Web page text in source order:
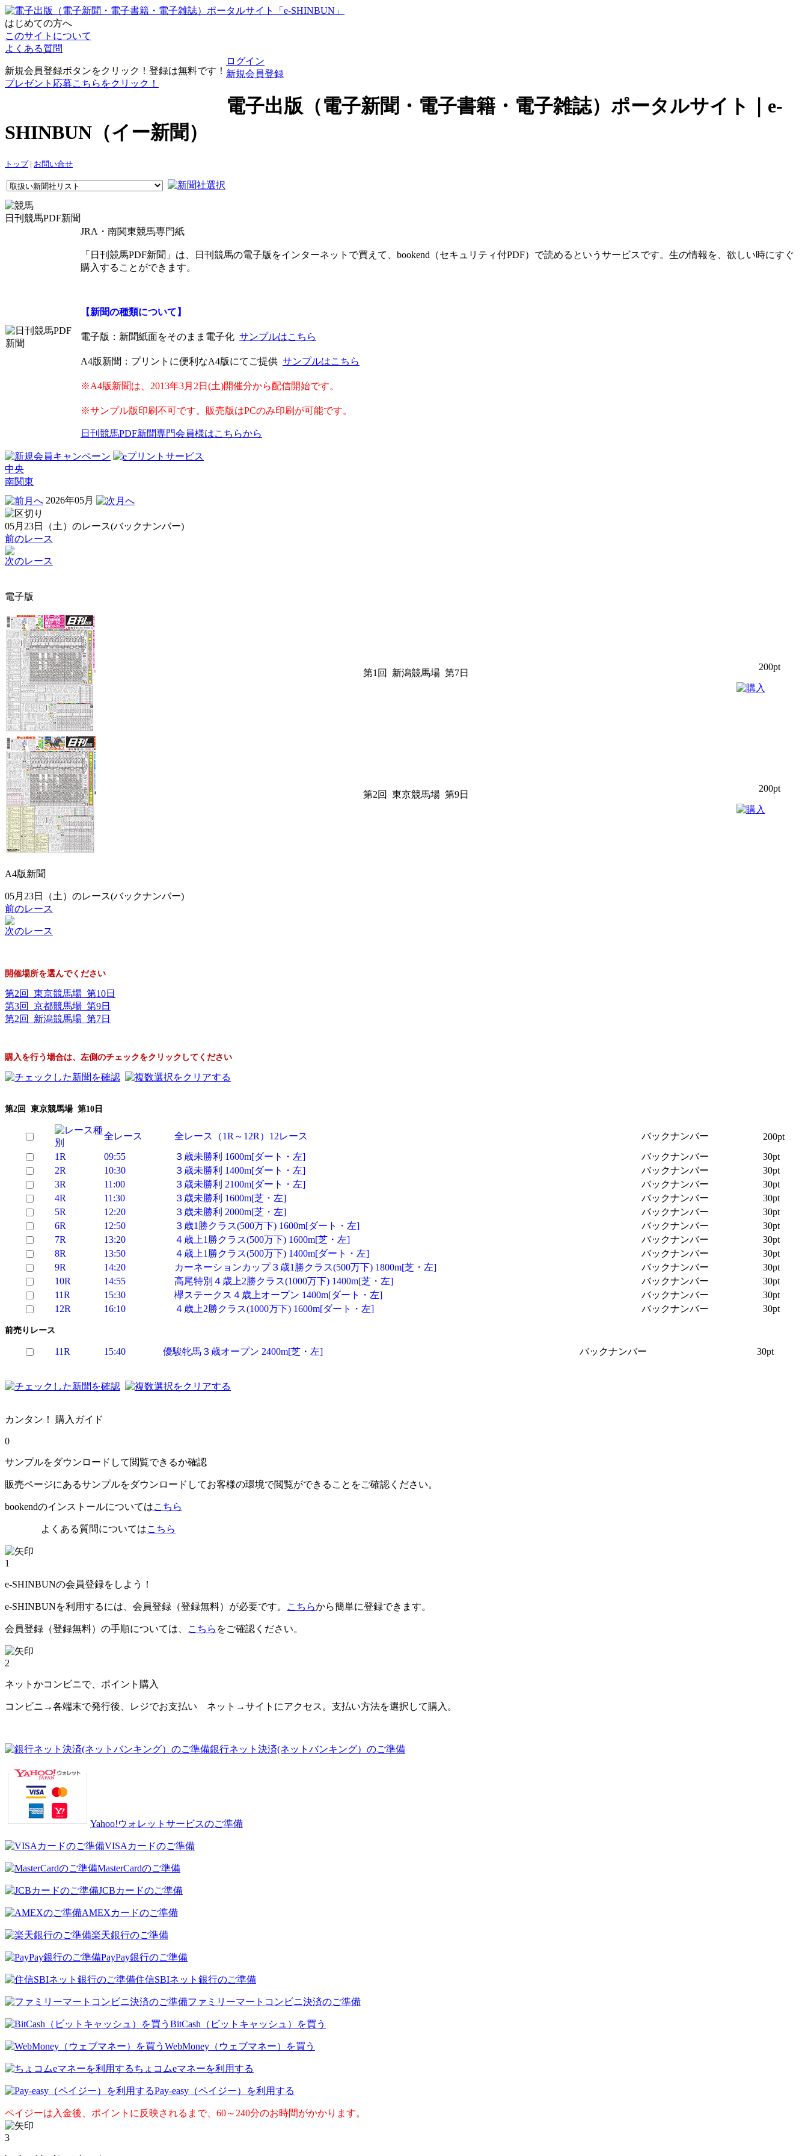
はじめての方へ
このサイトについて
よくある質問
新規会員登録ボタンをクリック！登録は無料です！
プレゼント応募こちらをクリック！
ログイン
新規会員登録
電子出版（電子新聞・電子書籍・電子雑誌）ポータルサイト｜e-
SHINBUN（イー新聞）
トップ| お問い合せ
日刊競馬PDF新聞
JRA・南関東競馬専門紙
「日刊競馬PDF新聞」は、日刊競馬の電子版をインターネットで買えて、bookend（セキュリティ付PDF）で読めるというサービスです。生の情報を、欲しい時にすぐ
購入することができます。
【新聞の種類について】
電子版 ：新聞紙面をそのまま電子化 サンプルはこちら
A4版新聞 ：プリントに便利なA4版にてご提供 サンプルはこちら
※A4版新聞は、2013年3月2日(土)開催分から配信開始です。
※サンプル版印刷不可です。販売版はPCのみ印刷が可能です。
日刊競馬PDF新聞専門会員様はこちらから
中央
南関東
2026年05月
05月23日（土）のレース(バックナンバー)
前のレース
次のレース
電子版
第1回 新潟競馬場 第7日
200pt
第2回 東京競馬場 第9日
200pt
A4版新聞
05月23日（土）のレース(バックナンバー)
前のレース
次のレース
開催場所を選んでください
第2回 東京競馬場 第10日
第3回 京都競馬場 第9日
第2回 新潟競馬場 第7日
購入を行う場合は、左側のチェックをクリックしてください
第2回 東京競馬場 第10日
全レース 全レース（1R～12R）12レース バックナンバー
200pt
1R
09:55 ３歳未勝利 1600m[ダート・左] バックナンバー
30pt
2R
10:30 ３歳未勝利 1400m[ダート・左] バックナンバー
30pt
3R
11:00 ３歳未勝利 2100m[ダート・左] バックナンバー
30pt
4R
11:30 ３歳未勝利 1600m[芝・左] バックナンバー
30pt
5R
12:20 ３歳未勝利 2000m[芝・左] バックナンバー
30pt
6R
12:50 ３歳1勝クラス(500万下) 1600m[ダート・左] バックナンバー
30pt
7R
13:20 ４歳上1勝クラス(500万下) 1600m[芝・左] バックナンバー
30pt
8R
13:50 ４歳上1勝クラス(500万下) 1400m[ダート・左] バックナンバー
30pt
9R
14:20 カーネーションカップ３歳1勝クラス(500万下) 1800m[芝・左] バックナンバー
30pt
10R
14:55 高尾特別４歳上2勝クラス(1000万下) 1400m[芝・左] バックナンバー
30pt
11R
15:30 欅ステークス４歳上オープン 1400m[ダート・左] バックナンバー
30pt
12R
16:10 ４歳上2勝クラス(1000万下) 1600m[ダート・左] バックナンバー 30pt
前売りレース
11R 15:40 優駿牝馬３歳オープン 2400m[芝・左] バックナンバー 30pt
カンタン！ 購入ガイド
0
サンプルをダウンロードして閲覧できるか確認
販売ページにあるサンプルをダウンロードしてお客様の環境で閲覧ができることをご確認ください。
bookendのインストールについてはこちら
よくある質問についてはこちら
1
e-SHINBUNの会員登録をしよう！
e-SHINBUNを利用するには、会員登録（登録無料）が必要です。 こちらから簡単に登録できます。
会員登録（登録無料）の手順については、 こちら をご確認ください。
2
ネットかコンビニで、ポイント購入
コンビニ→各端末で発行後、レジでお支払い ネット→サイトにアクセス。支払い方法を選択して購入。
銀行ネット決済(ネットバンキング）のご準備
Yahoo!ウォレットサービスのご準備
VISAカードのご準備
MasterCardのご準備
JCBカードのご準備
AMEXカードのご準備
楽天銀行のご準備
PayPay銀行のご準備
住信SBIネット銀行のご準備
ファミリーマートコンビニ決済のご準備
BitCash（ビットキャッシュ）を買う
WebMoney（ウェブマネー）を買う
ちょコムeマネーを利用する
Pay-easy（ペイジー）を利用する
ペイジーは入金後、ポイントに反映されるまで、60～240分のお時間がかかります。
3